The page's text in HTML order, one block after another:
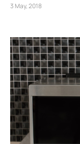
3 May, 2018